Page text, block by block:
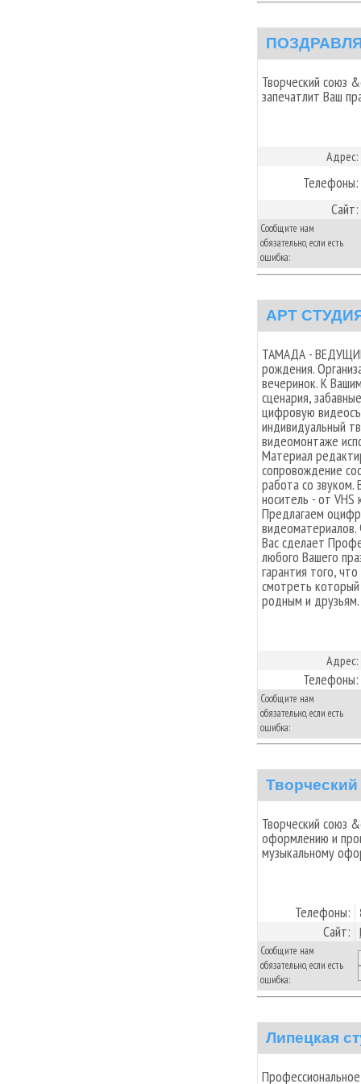
Творческий союз
запечатлит Ваш
Адрес:
Телефоны:
Сайт:
Сообщите нам
обязательно, если есть
ошибка:
АРТ
ТАМАДА -
рождения.
вечеринок. К
сценария,
цифровую
индивидуальный
видеомонтаже
Материал
сопровождение
работа со
носитель - от
Предлагаем
Вас сделает
любого Вашего
гарантия того,
смотреть
родным и друзьям.
Адрес:
Телефоны:
Сообщите нам
обязательно, если есть
ошибка:
Творческий союз
оформлению и
музыкальному
Телефоны:
Сайт:
Сообщите нам
обязательно, если есть
ошибка:
Липецкая